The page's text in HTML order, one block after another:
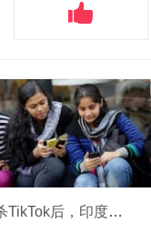
封杀TikTok后，印度山寨产品“一茬接